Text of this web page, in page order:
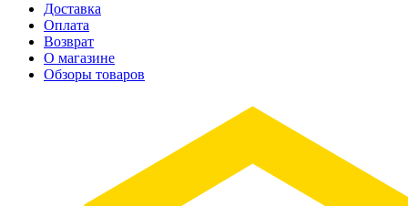
Доставка
Оплата
Возврат
О магазине
Обзоры товаров